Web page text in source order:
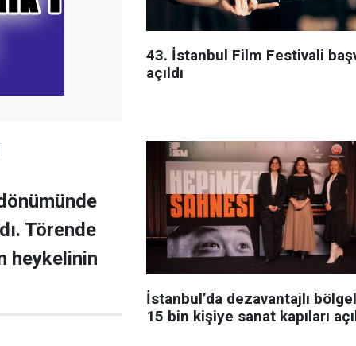
Törende
heykelinin
43. İstanbul Film Festivali
açıldı
İstanbul’da dezavantajlı
15 bin kişiye sanat kapıları